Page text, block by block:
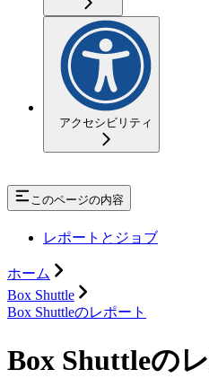
アクセシビリティ
このページの内容
レポートとジョブ
ホーム
Box Shuttle
Box Shuttleのレポート
Box Shuttleの